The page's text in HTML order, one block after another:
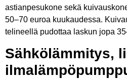
astianpesukone sekä
50–70 euroa kuukaudessa.
telineellä pudottaa laskun jopa
Sähkölämmitys,